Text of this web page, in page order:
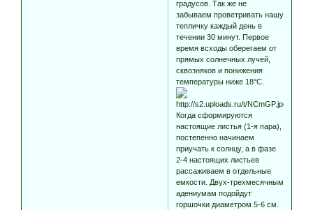
градусов. Так же не
забываем проветривать нашу
тепличку каждый день в
течении 30 минут. Первое
время всходы оберегаем от
прямых солнечных лучей,
сквозняков и понижения
температуры ниже 18°С.
Когда сформируются
настоящие листья (1-я пара),
постепенно начинаем
приучать к солнцу, а в фазе
2-4 настоящих листьев
рассаживаем в отдельные
емкости. Двух-трехмесячным
адениумам подойдут
горшочки диаметром 5-6 см.